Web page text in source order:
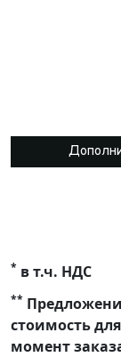
* в т.ч. НДС
**
стоимость
момент